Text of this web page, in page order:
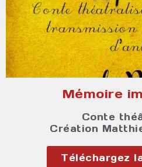
Mémoire
Conte
Création
Téléchargez